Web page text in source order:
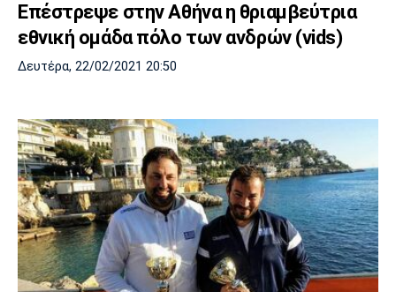
Επέστρεψε στην Αθήνα η θριαμβεύτρια
εθνική ομάδα πόλο των ανδρών (vids)
Δευτέρα, 22/02/2021 20:50